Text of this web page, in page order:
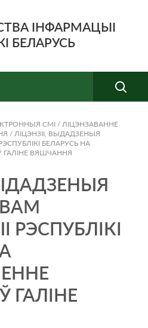
ІНФАРМАЦЫІ
БЕЛАРУСЬ
СМI/ ЛІЦЭНЗАВАННЕ
/ ЛІЦЭНЗІІ, ВЫДАДЗЕНЫЯ
БЕЛАРУСЬ НА
ВЯШЧАННЯ
РЭСПУБЛІКІ
ГАЛІНЕ